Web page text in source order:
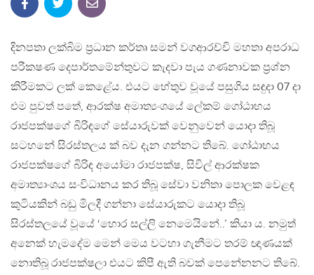
දිනපතා ලක්බිම ප්‍රධාන කර්තෘ සමන් වගආරච්චි මහතා අපරාධ
පරීක‍ෂණ දෙපාර්තමේන්තුවට කැදවා පැය ගණනාවක ප්‍රශ්න
කිරීමකට ලක් කෙළේය. එයට හේතුව වූයේ පසුගිය සඳුදා 07 දා
එම පුවත් පතේ, ආරක්ෂ අමාත්‍යංශයේ ලේකම් ගෝඨාභය
රාජපක්ෂගේ බිරිඳගේ සේයාරුවක් වෙනුවෙන් යොදා තිබූ
සටහනේ සිරස්තලය ක් බව දැන ගන්නට තිබේ. ගෝඨාභය
රාජපක්ෂගේ බිරිඳ අයෝමා රාජපක්ෂ, සිවිල් ආරක්ෂක
අමාත්‍යාංශය සංවිධානය කර තිබූ සේවා වනිතා පොලක වෙළඳ
කුටියකින් බඩු මිලදී ගන්නා සේයාරුකට යොදා තිබූ
සිරස්තලයේ වූයේ ‘හොර සල්ලි නෙමෙයිනේ..’ කියා ය. නමුත්
අනෙක් හැමදේම මෙන් මෙය වටහා ගැනීමට තරම් ඥාණයක්
නොතිබූ රාජපක්ෂලා එයට කිපී ඇති බවක් පෙනේනනට තිබේ.